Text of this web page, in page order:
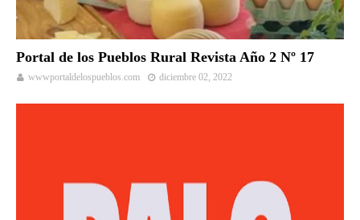
Portal de los Pueblos Rural Revista Año 2 Nº 17
wwwportaldelospueblos.com diciembre 02, 2022